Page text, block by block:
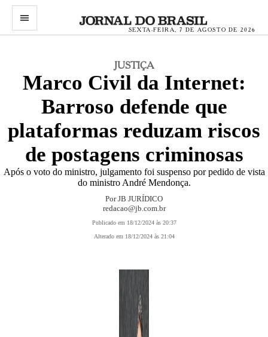
menu
SEXTA-FEIRA, 7 DE AGOSTO DE 2026
JUSTIÇA
Marco Civil da Internet:
Barroso defende que
plataformas reduzam riscos
de postagens criminosas
Após o voto do ministro, julgamento foi suspenso por pedido de vista
do ministro André Mendonça.
Por JB JURÍDICO
redacao@jb.com.br
Publicado em 18/12/2024 às 20:37
Alterado em 18/12/2024 às 21:04